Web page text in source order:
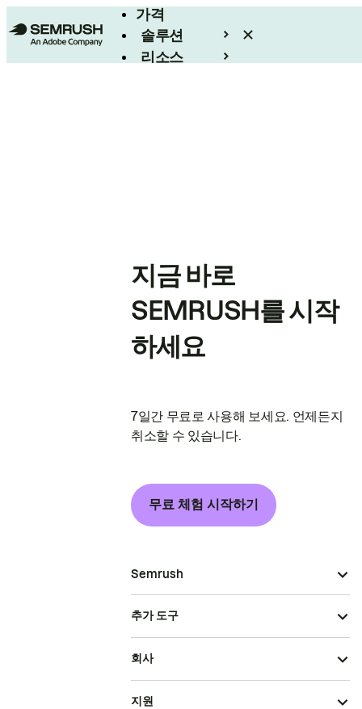
가격
솔루션
리소스
지금 바로
SEMRUSH를 시작
하세요
7일간 무료로 사용해 보세요. 언제든지
취소할 수 있습니다.
무료 체험 시작하기
Semrush
추가 도구
회사
지원